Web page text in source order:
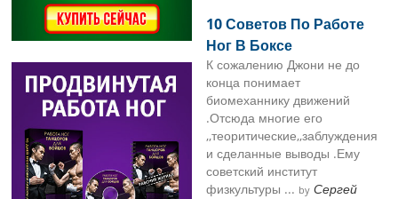
10 Советов По Работе
Ног В Боксе
К сожалению Джони не до
конца понимает
биомеханнику движений
.Отсюда многие его
,,теоритические,,заблуждения
и сделанные выводы .Ему
советский институт
физкультуры ... by Сергей